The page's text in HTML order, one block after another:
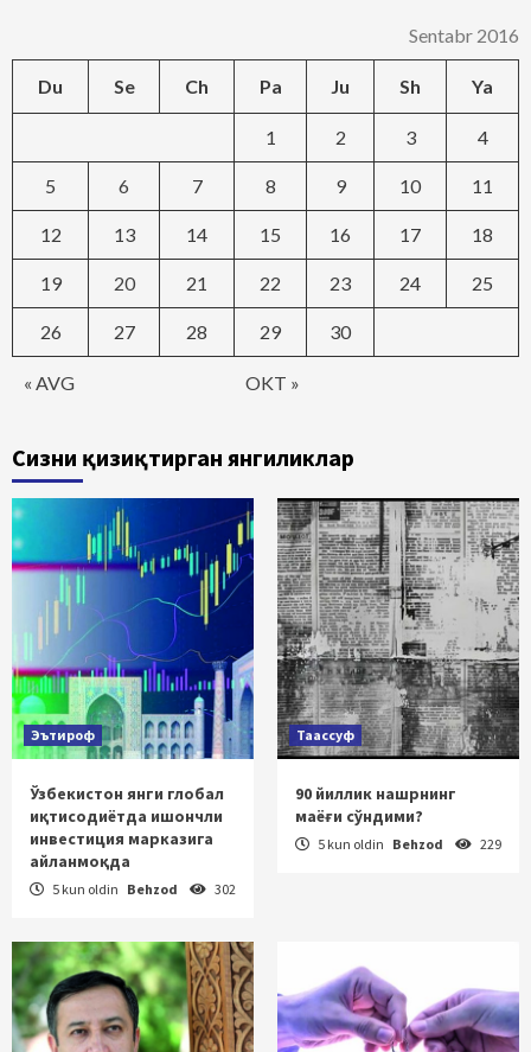
Sentabr 2016
Du Se Ch Pa Ju Sh Ya
« AVG OKT »
1 2 3 4
5 6 7 8 9 10 11
12 13 14 15 16 17 18
19 20 21 22 23 24 25
26 27 28 29 30
Сизни қизиқтирган янгиликлар
Эътироф
Ўзбекистон янги глобал
иқтисодиётда ишончли
инвестиция марказига
айланмоқда
5 kun oldin Behzod 302
Таассуф
90 йиллик нашрнинг
маёғи сўндими?
5 kun oldin Behzod 229